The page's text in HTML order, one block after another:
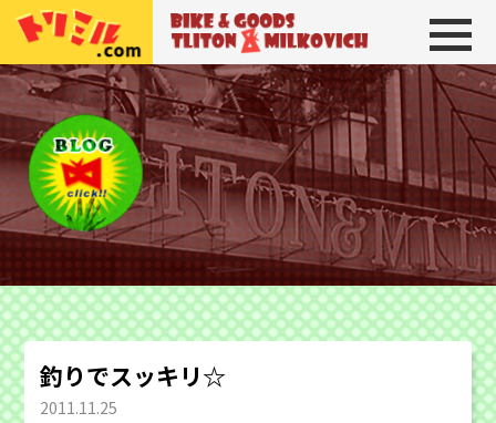
トリトン＆ミルコビッチ BIKE＆
釣りでスッキリ☆
2011.11.25